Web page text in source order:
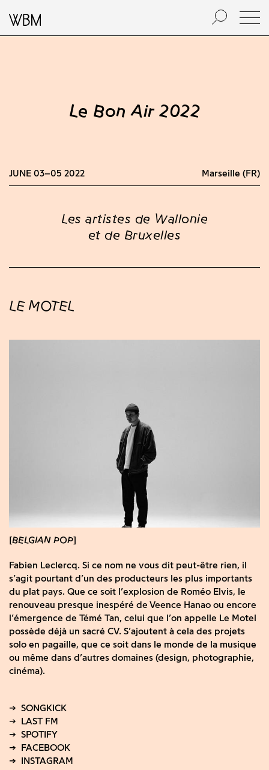
Le Bon Air 2022
JUNE 03–05 2022 Marseille (FR)
Les artistes de Wallonie
et de Bruxelles
LE MOTEL
BELGIAN POP
Fabien Leclercq. Si ce nom ne vous dit peut-être rien, il
s’agit pourtant d’un des producteurs les plus importants
du plat pays. Que ce soit l’explosion de Roméo Elvis, le
renouveau presque inespéré de Veence Hanao ou encore
l’émergence de Témé Tan, celui que l’on appelle Le Motel
possède déjà un sacré CV. S’ajoutent à cela des projets
solo en pagaille, que ce soit dans le monde de la musique
ou même dans d’autres domaines (design, photographie,
cinéma).